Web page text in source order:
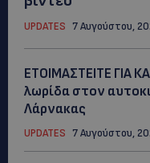
UPDATES 7 Αυγούστου,
ΕΤΟΙΜΑΣΤΕΙΤΕ ΓΙΑ
λωρίδα στον
Λάρνακας
UPDATES 7 Αυγούστου,